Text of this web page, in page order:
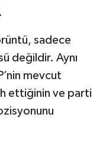
sadece
değildir. Aynı
mevcut
ettiğinin ve parti